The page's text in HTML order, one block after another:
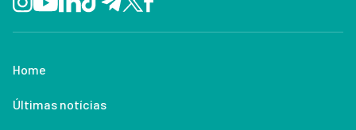
Home
Últimas notícias